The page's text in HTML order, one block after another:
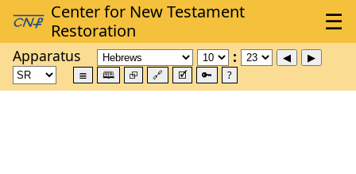
Apparatus
≣ 🕮 ⮺ 🔗 🗹 🔑 ?